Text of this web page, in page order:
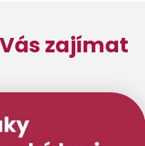
zajímat